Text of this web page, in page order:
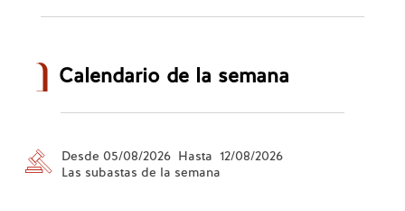
Calendario de la semana
Desde 05/08/2026 Hasta 12/08/2026
Las subastas de la semana